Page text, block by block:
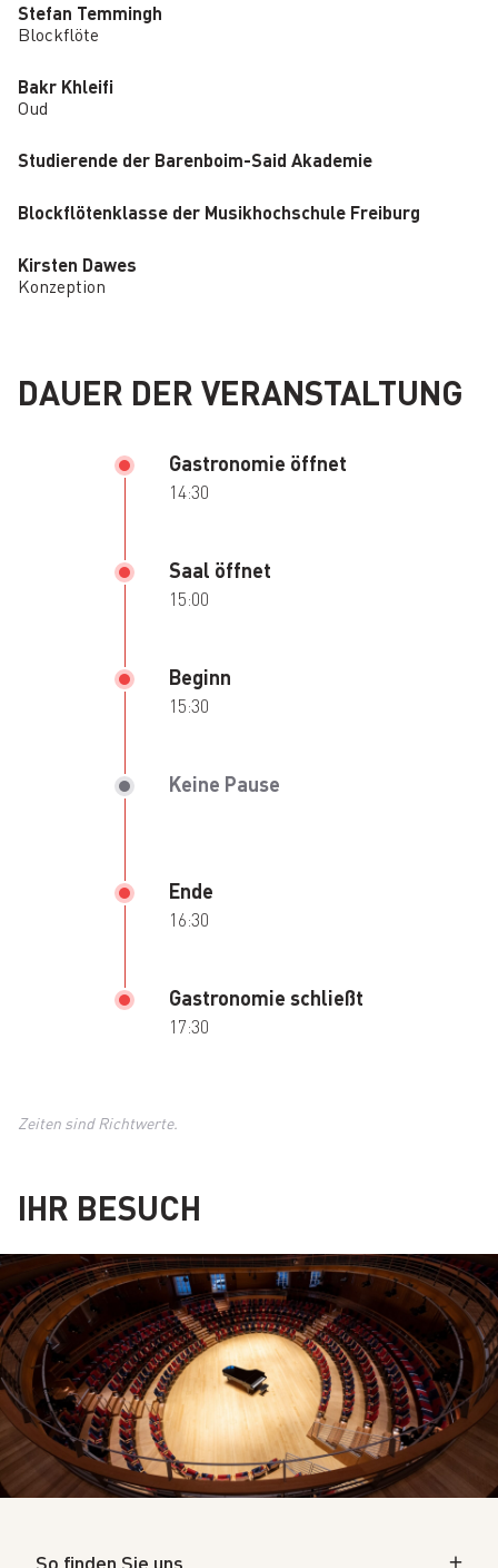
Stefan Temmingh
Blockflöte
Bakr Khleifi
Oud
Studierende der Barenboim-Said Akademie
Blockflötenklasse der Musikhochschule Freiburg
Kirsten Dawes
Konzeption
DAUER DER VERANSTALTUNG
Gastronomie öffnet
14:30
Saal öffnet
15:00
Beginn
15:30
Keine Pause
Ende
16:30
Gastronomie schließt
17:30
Zeiten sind Richtwerte.
IHR BESUCH
So finden Sie uns